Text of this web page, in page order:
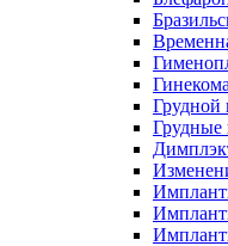
Грудной
Грудные